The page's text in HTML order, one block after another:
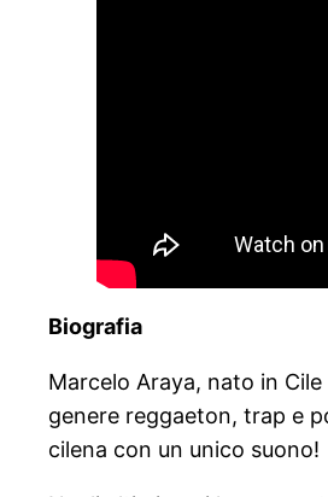
Biografia
Marcelo Araya, nato in
genere reggaeton, trap e
cilena con un unico suono!